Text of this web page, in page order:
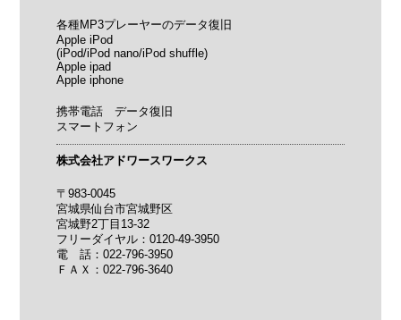
各種MP3プレーヤーのデータ復旧
Apple iPod
(iPod/iPod nano/iPod shuffle)
Apple ipad
Apple iphone
携帯電話 データ復旧
スマートフォン
株式会社アドワースワークス
〒983-0045
宮城県仙台市宮城野区
宮城野2丁目13-32
フリーダイヤル：0120-49-3950
電 話：022-796-3950
ＦＡＸ：022-796-3640